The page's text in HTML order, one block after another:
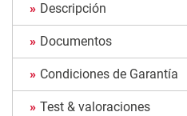
Descripción
Documentos
Condiciones de Garantía
Test & valoraciones